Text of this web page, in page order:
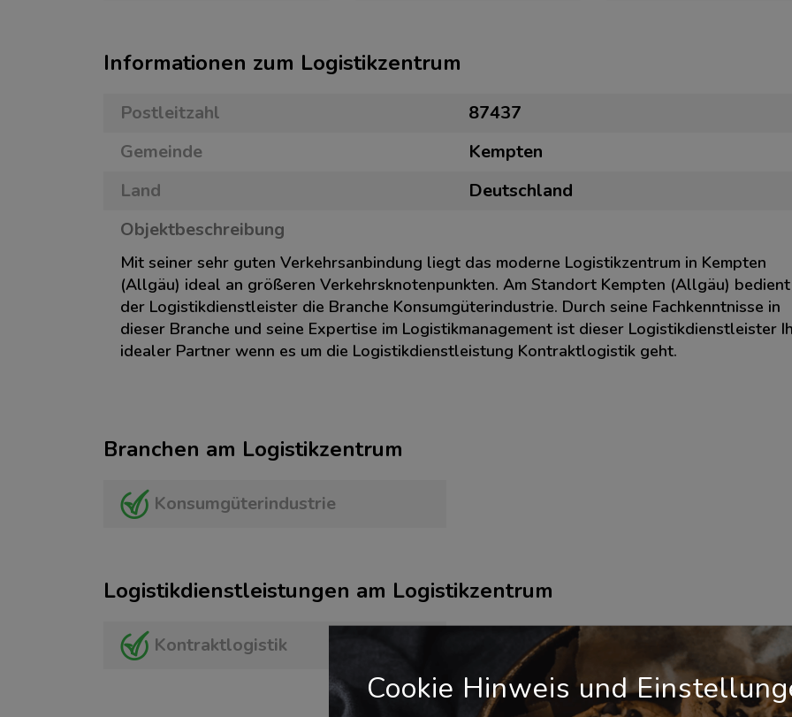
Informationen zum Logistikzentrum
Postleitzahl
87437
Gemeinde
Kempten
Land
Deutschland
Objektbeschreibung
Mit seiner sehr guten Verkehrsanbindung liegt das moderne Logistikzentrum in Kempten
(Allgäu) ideal an größeren Verkehrsknotenpunkten. Am Standort Kempten (Allgäu) bedient
der Logistikdienstleister die Branche Konsumgüterindustrie. Durch seine Fachkenntnisse in
dieser Branche und seine Expertise im Logistikmanagement ist dieser Logistikdienstleister
idealer Partner wenn es um die Logistikdienstleistung Kontraktlogistik geht.
Branchen am Logistikzentrum
Konsumgüterindustrie
Logistikdienstleistungen am Logistikzentrum
Kontraktlogistik
Cookie Hinweis und